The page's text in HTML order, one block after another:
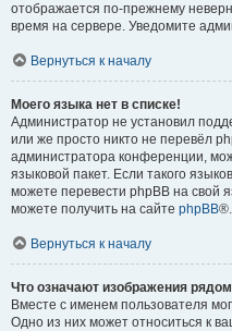
отображается по-прежнему
время на сервере. Уведомите
Вернуться к началу
Моего языка нет в списке!
Администратор не установил
или же просто никто не перевёл
администратора конференции,
языковой пакет. Если такого
можете перевести phpBB на
можете получить на сайте phpBB®.
Вернуться к началу
Что означают изображения
Вместе с именем пользователя
Одно из них может относиться к